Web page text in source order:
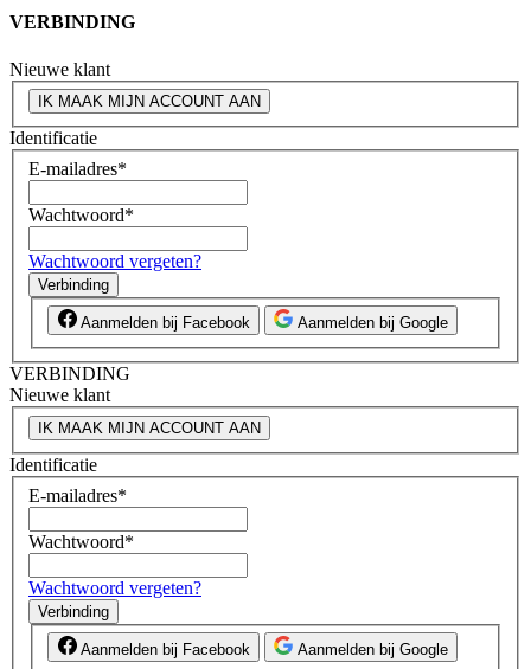
VERBINDING
Nieuwe klant
IK MAAK MIJN ACCOUNT AAN
Identificatie
E-mailadres*
Wachtwoord*
Wachtwoord vergeten?
Verbinding
Aanmelden bij Facebook Aanmelden bij Google
VERBINDING
Nieuwe klant
IK MAAK MIJN ACCOUNT AAN
Identificatie
E-mailadres*
Wachtwoord*
Wachtwoord vergeten?
Verbinding
Aanmelden bij Facebook Aanmelden bij Google